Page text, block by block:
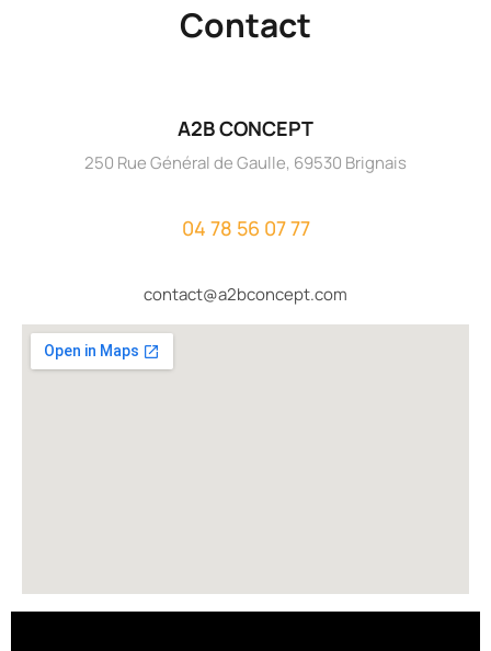
Contact
A2B CONCEPT
250 Rue Général de Gaulle, 69530 Brignais
04 78 56 07 77
contact@a2bconcept.com